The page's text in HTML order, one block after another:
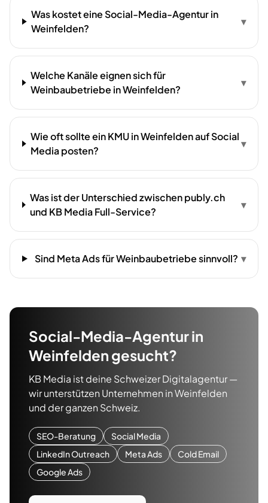
Was kostet eine Social-Media-Agentur in
Weinfelden?
▾
Welche Kanäle eignen sich für
Weinbaubetriebe in Weinfelden?
▾
Wie oft sollte ein KMU in Weinfelden auf Social
Media posten?
▾
Was ist der Unterschied zwischen publy.ch
und KB Media Full-Service?
▾
Sind Meta Ads für Weinbaubetriebe sinnvoll? ▾
Social-Media-Agenturin
Weinfelden gesucht?
KB Media ist deine Schweizer Digitalagentur —
wir unterstützen Unternehmen inWeinfelden
und der ganzen Schweiz.
SEO-Beratung
Social Media
LinkedIn Outreach
Meta Ads
Cold Email
Google Ads